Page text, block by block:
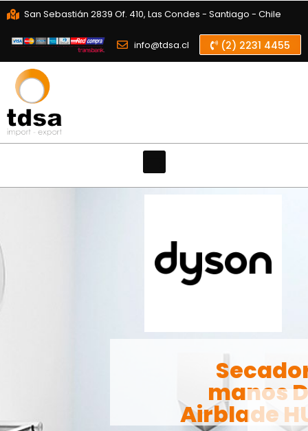
San Sebastián 2839 Of. 410, Las Condes - Santiago - Chile
info@tdsa.cl (2) 2231 4455
manos
Airblade